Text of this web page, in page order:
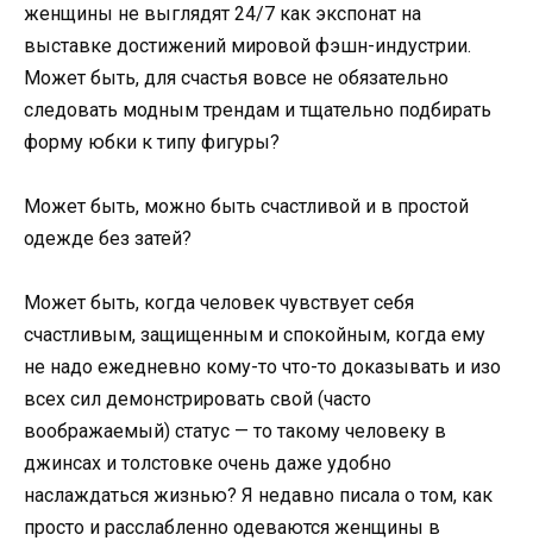
женщины не выглядят 24/7 как экспонат на
выставке достижений мировой фэшн-индустрии.
Может быть, для счастья вовсе не обязательно
следовать модным трендам и тщательно подбирать
форму юбки к типу фигуры?
Может быть, можно быть счастливой и в простой
одежде без затей?
Может быть, когда человек чувствует себя
счастливым, защищенным и спокойным, когда ему
не надо ежедневно кому-то что-то доказывать и изо
всех сил демонстрировать свой (часто
воображаемый) статус — то такому человеку в
джинсах и толстовке очень даже удобно
наслаждаться жизнью? Я недавно писала о том, как
просто и расслабленно одеваются женщины в